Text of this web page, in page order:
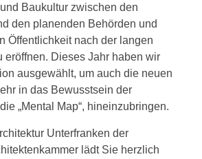
Baukultur zwischen den
den planenden Behörden und
Öffentlichkeit nach der langen
eröffnen. Dieses Jahr haben wir
ausgewählt, um auch die neuen
in das Bewusstsein der
„Mental Map“, hineinzubringen.
Unterfranken der
lädt Sie herzlich